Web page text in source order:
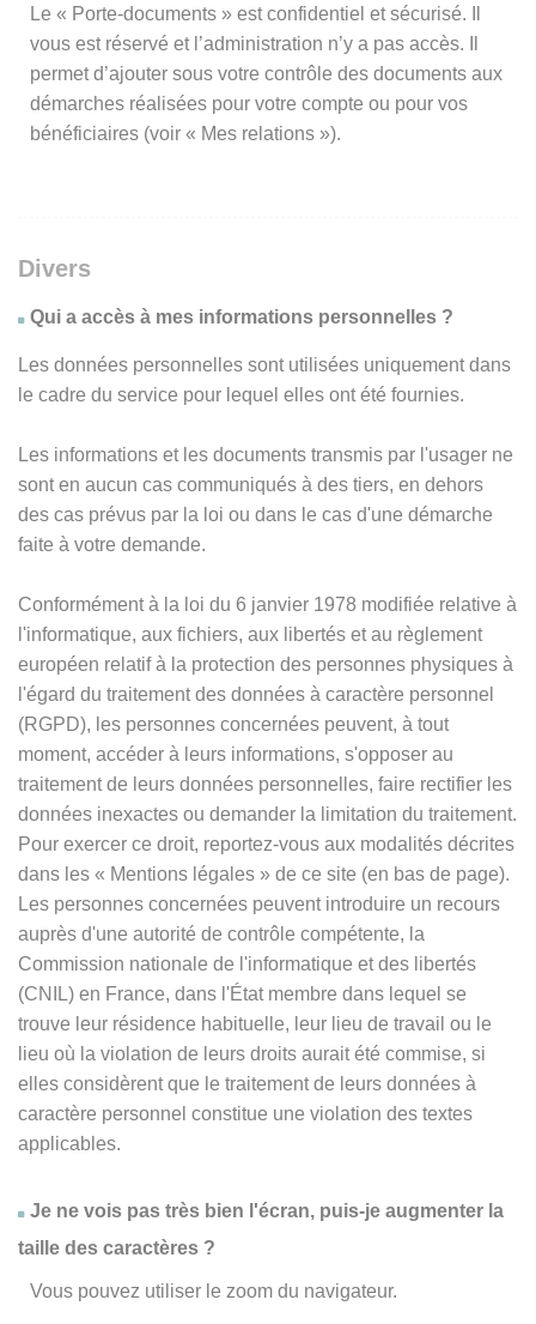
Le « Porte-documents » est confidentiel et sécurisé. Il
vous est réservé et l’administration n’y a pas accès. Il
permet d’ajouter sous votre contrôle des documents aux
démarches réalisées pour votre compte ou pour vos
bénéficiaires (voir « Mes relations »).
Divers
Qui a accès à mes informations personnelles ?
Les données personnelles sont utilisées uniquement dans
le cadre du service pour lequel elles ont été fournies.
Les informations et les documents transmis par l'usager ne
sont en aucun cas communiqués à des tiers, en dehors
des cas prévus par la loi ou dans le cas d'une démarche
faite à votre demande.
Conformément à la loi du 6 janvier 1978 modifiée relative à
l'informatique, aux fichiers, aux libertés et au règlement
européen relatif à la protection des personnes physiques à
l'égard du traitement des données à caractère personnel
(RGPD), les personnes concernées peuvent, à tout
moment, accéder à leurs informations, s'opposer au
traitement de leurs données personnelles, faire rectifier les
données inexactes ou demander la limitation du traitement.
Pour exercer ce droit, reportez-vous aux modalités décrites
dans les « Mentions légales » de ce site (en bas de page).
Les personnes concernées peuvent introduire un recours
auprès d'une autorité de contrôle compétente, la
Commission nationale de l'informatique et des libertés
(CNIL) en France, dans l'État membre dans lequel se
trouve leur résidence habituelle, leur lieu de travail ou le
lieu où la violation de leurs droits aurait été commise, si
elles considèrent que le traitement de leurs données à
caractère personnel constitue une violation des textes
applicables.
Je ne vois pas très bien l'écran, puis-je augmenter la
taille des caractères ?
Vous pouvez utiliser le zoom du navigateur.